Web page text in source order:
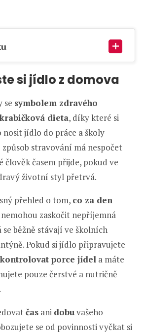
si jídlo z domova
se symbolem zdravého
krabičková dieta, díky které si
jídlo do práce a školy
způsob stravování má nespočet
člověk časem přijde, pokud ve
životní styl přetrvá.
přehled o tom, co za den
zaskočit nepříjemná
běžně stávají ve školních
Pokud si jídlo připravujete
kontrolovat porce jídel a máte
pouze čerstvé a nutričně
čas ani dobuvašeho
se od povinnosti vyčkat si